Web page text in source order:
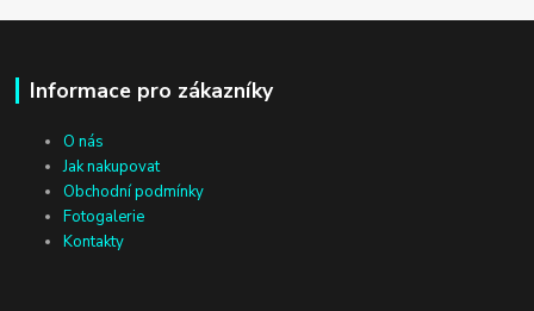
Informace pro zákazníky
O nás
Jak nakupovat
Obchodní podmínky
Fotogalerie
Kontakty